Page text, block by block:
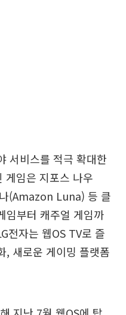
서비스를 적극 확대한
게임은 지포스 나우
(Amazon Luna) 등 클
임부터 캐주얼 게임까
전자는 웹OS TV로 즐
, 새로운 게이밍 플랫폼